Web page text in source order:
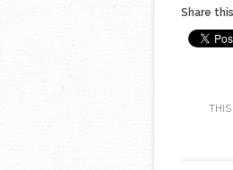
Share
THIS